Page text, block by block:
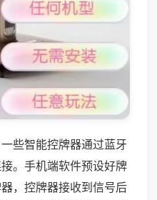
些智能控牌器通过蓝牙
。手机端软件预设好牌
，控牌器接收到信号后